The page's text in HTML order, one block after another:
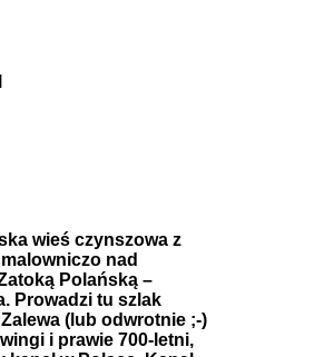
wieś czynszowa z
nad
Polańską –
Prowadzi tu szlak
(lub odwrotnie ;-)
i prawie 700-letni,